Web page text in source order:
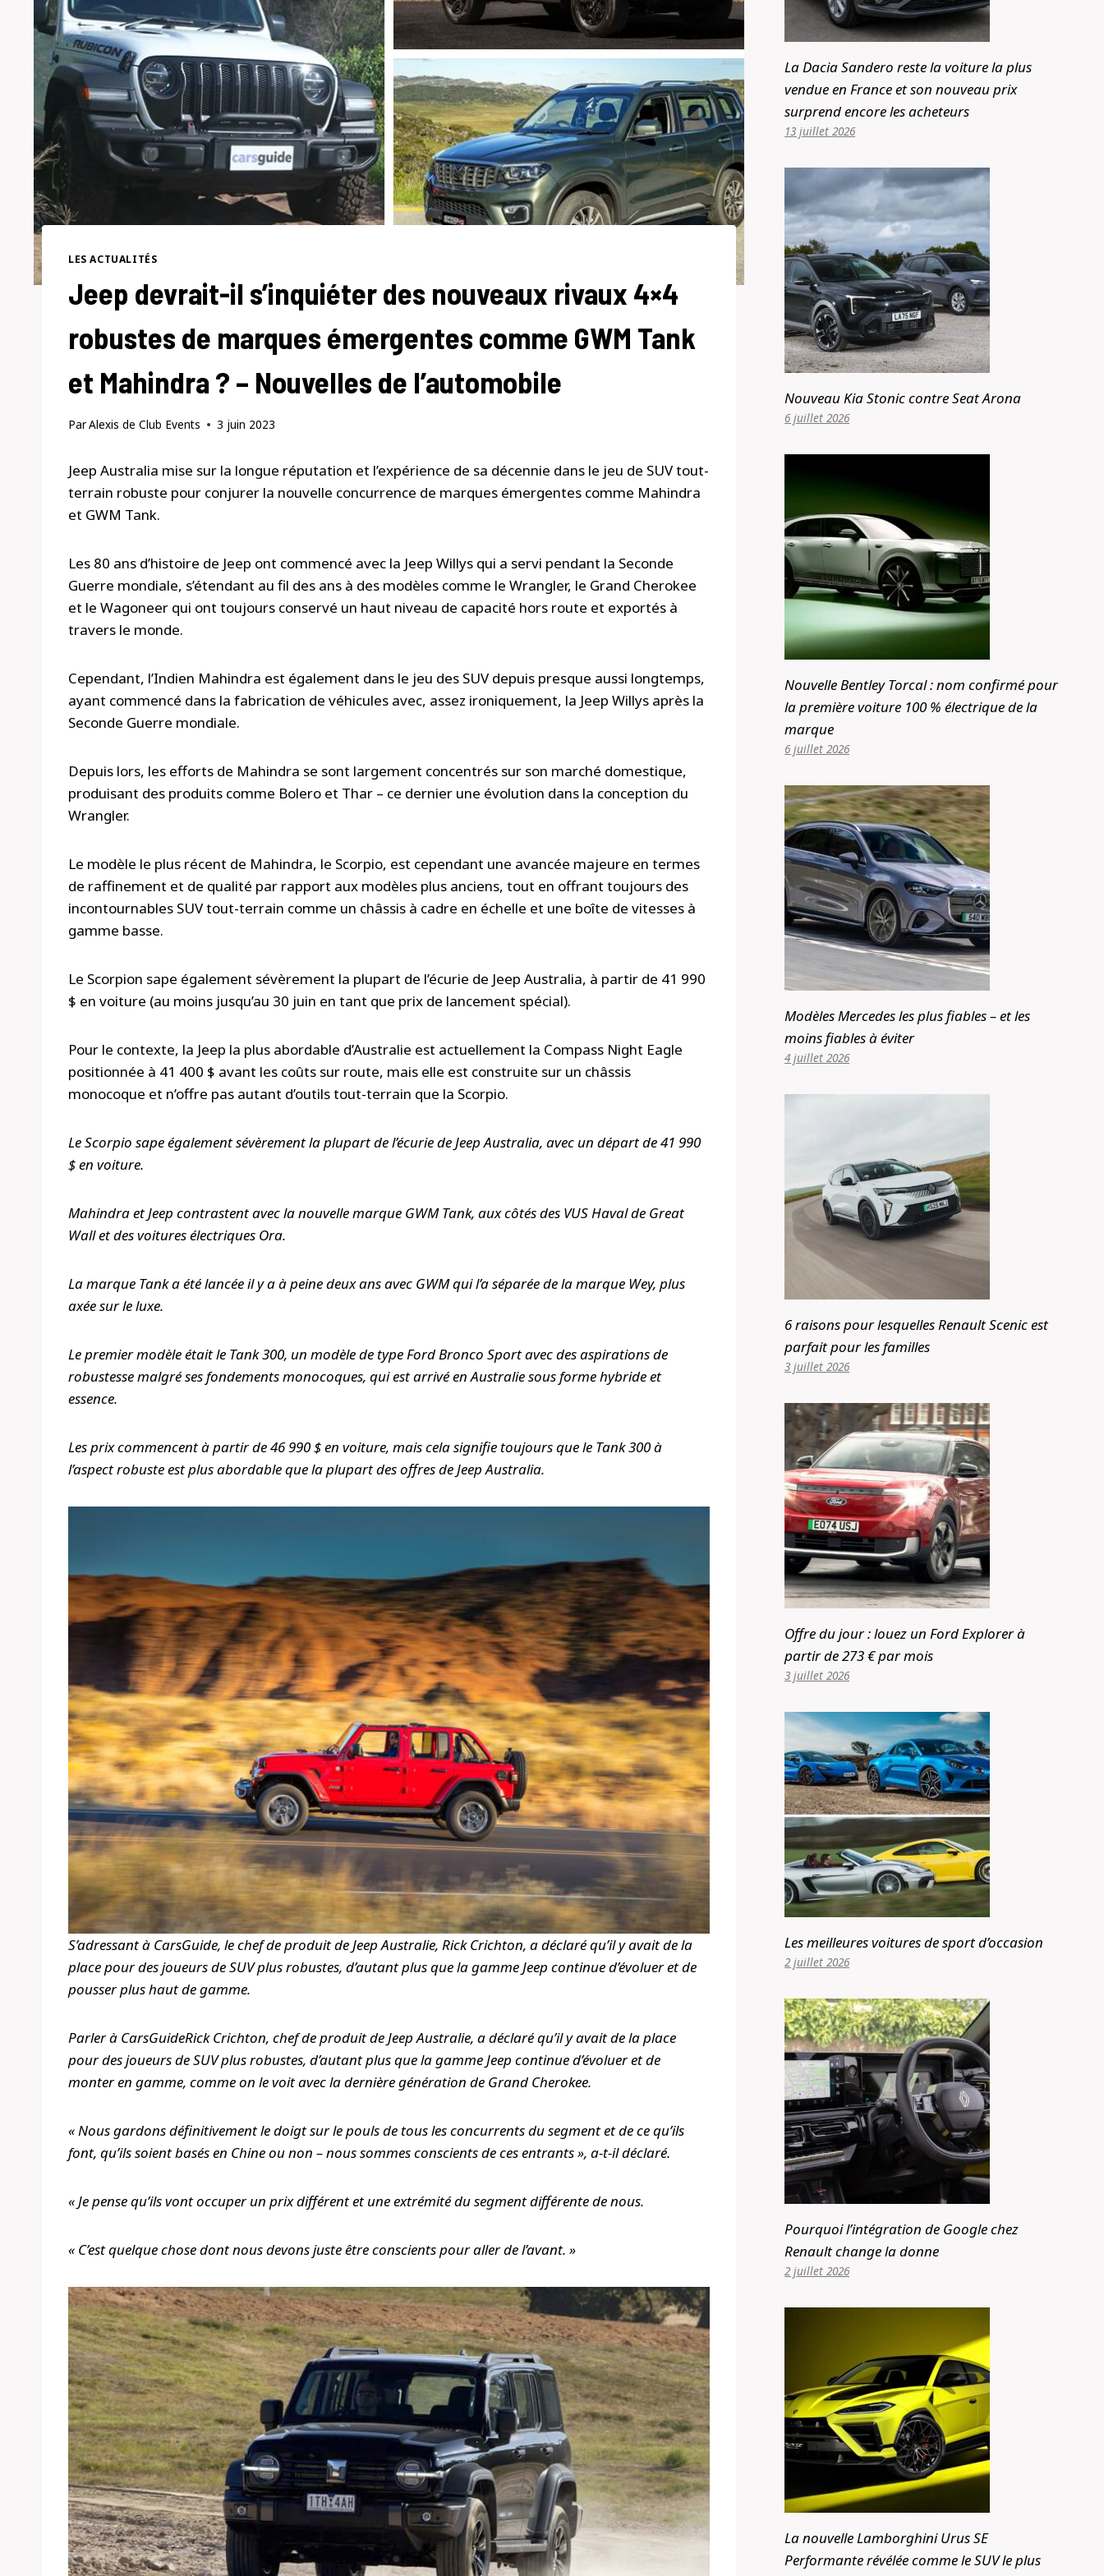
LES ACTUALITÉS
Jeep devrait-il s’inquiéter des nouveaux rivaux 4×4
robustes de marques émergentes comme GWM Tank
et Mahindra ? – Nouvelles de l’automobile
ParAlexis de Club Events 3 juin 2023
Jeep Australia mise sur la longue réputation et l’expérience de sa décennie dans le jeu de SUV tout-
terrain robuste pour conjurer la nouvelle concurrence de marques émergentes comme Mahindra
et GWM Tank.
Les 80 ans d’histoire de Jeep ont commencé avec la Jeep Willys qui a servi pendant la Seconde
Guerre mondiale, s’étendant au fil des ans à des modèles comme le Wrangler, le Grand Cherokee
et le Wagoneer qui ont toujours conservé un haut niveau de capacité hors route et exportés à
travers le monde.
Cependant, l’Indien Mahindra est également dans le jeu des SUV depuis presque aussi longtemps,
ayant commencé dans la fabrication de véhicules avec, assez ironiquement, la Jeep Willys après la
Seconde Guerre mondiale.
Depuis lors, les efforts de Mahindra se sont largement concentrés sur son marché domestique,
produisant des produits comme Bolero et Thar – ce dernier une évolution dans la conception du
Wrangler.
Le modèle le plus récent de Mahindra, le Scorpio, est cependant une avancée majeure en termes
de raffinement et de qualité par rapport aux modèles plus anciens, tout en offrant toujours des
incontournables SUV tout-terrain comme un châssis à cadre en échelle et une boîte de vitesses à
gamme basse.
Le Scorpion sape également sévèrement la plupart de l’écurie de Jeep Australia, à partir de 41 990
$ en voiture (au moins jusqu’au 30 juin en tant que prix de lancement spécial).
Pour le contexte, la Jeep la plus abordable d’Australie est actuellement la Compass Night Eagle
positionnée à 41 400 $ avant les coûts sur route, mais elle est construite sur un châssis
monocoque et n’offre pas autant d’outils tout-terrain que la Scorpio.
Le Scorpio sape également sévèrement la plupart de l’écurie de Jeep Australia, avec un départ de 41 990
$ en voiture.
Mahindra et Jeep contrastent avec la nouvelle marque GWM Tank, aux côtés des VUS Haval de Great
Wall et des voitures électriques Ora.
La marque Tank a été lancée il y a à peine deux ans avec GWM qui l’a séparée de la marque Wey, plus
axée sur le luxe.
Le premier modèle était le Tank 300, un modèle de type Ford Bronco Sport avec des aspirations de
robustesse malgré ses fondements monocoques, qui est arrivé en Australie sous forme hybride et
essence.
Les prix commencent à partir de 46 990 $ en voiture, mais cela signifie toujours que le Tank 300 à
l’aspect robuste est plus abordable que la plupart des offres de Jeep Australia.
S’adressant à CarsGuide, le chef de produit de Jeep Australie, Rick Crichton, a déclaré qu’il y avait de la
place pour des joueurs de SUV plus robustes, d’autant plus que la gamme Jeep continue d’évoluer et de
pousser plus haut de gamme.
Parler à CarsGuideRick Crichton, chef de produit de Jeep Australie, a déclaré qu’il y avait de la place
pour des joueurs de SUV plus robustes, d’autant plus que la gamme Jeep continue d’évoluer et de
monter en gamme, comme on le voit avec la dernière génération de Grand Cherokee.
« Nous gardons définitivement le doigt sur le pouls de tous les concurrents du segment et de ce qu’ils
font, qu’ils soient basés en Chine ou non – nous sommes conscients de ces entrants », a-t-il déclaré.
« Je pense qu’ils vont occuper un prix différent et une extrémité du segment différente de nous.
« C’est quelque chose dont nous devons juste être conscients pour aller de l’avant. »
La Dacia Sandero reste la voiture la plus
vendue en France et son nouveau prix
surprend encore les acheteurs
13 juillet 2026
Nouveau Kia Stonic contre Seat Arona
6 juillet 2026
Nouvelle Bentley Torcal : nom confirmé pour
la première voiture 100 % électrique de la
marque
6 juillet 2026
Modèles Mercedes les plus fiables – et les
moins fiables à éviter
4 juillet 2026
6 raisons pour lesquelles Renault Scenic est
parfait pour les familles
3 juillet 2026
Offre du jour : louez un Ford Explorer à
partir de 273 € par mois
3 juillet 2026
Les meilleures voitures de sport d’occasion
2 juillet 2026
Pourquoi l’intégration de Google chez
Renault change la donne
2 juillet 2026
La nouvelle Lamborghini Urus SE
Performante révélée comme le SUV le plus